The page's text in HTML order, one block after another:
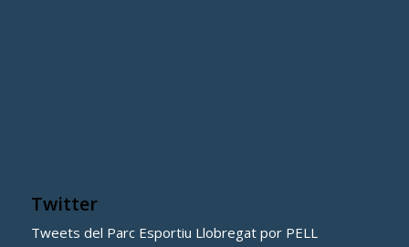
Twitter
Tweets del Parc Esportiu Llobregat por PELL